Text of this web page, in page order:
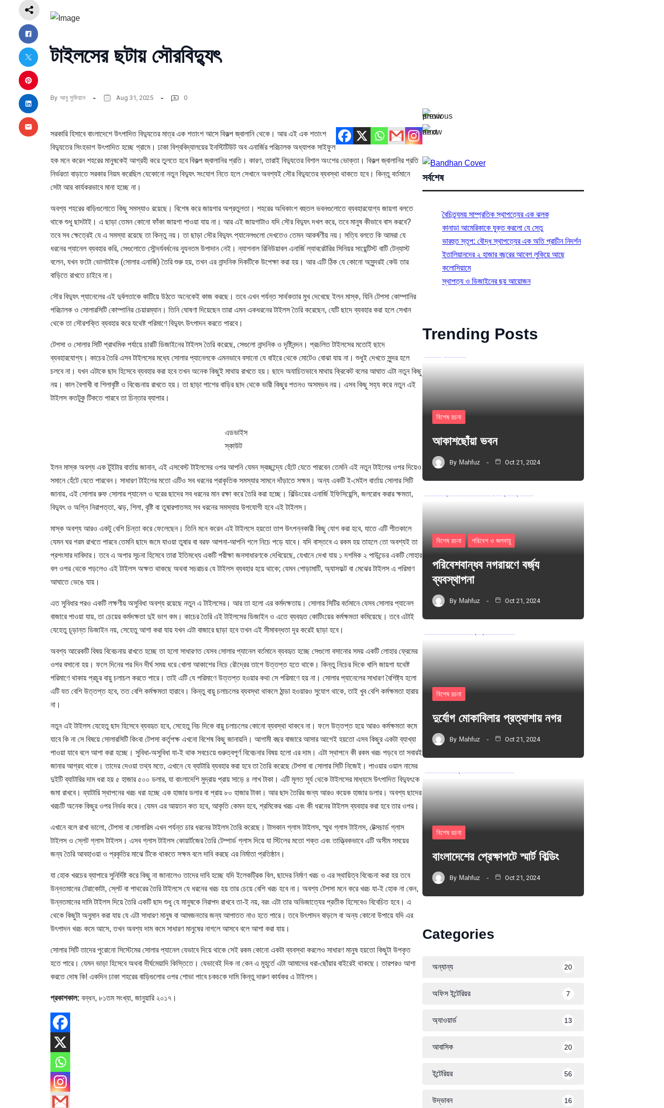
টাইলসের ছটায় সৌরবিদ্যুৎ
By আবু সুফিয়ান Aug 31, 2025 0
সরকারি হিসাবে বাংলাদেশে উৎপাদিত বিদ্যুতের মাত্র এক শতাংশ আসে বিকল্প জ্বালানি থেকে। আর এই এক শতাংশ
বিদ্যুতের সিংহভাগ উৎপাদিত হচ্ছে গ্রামে। ঢাকা বিশ্ববিদ্যালয়ের ইনস্টিটিউট অব এনার্জির পরিচালক অধ্যাপক সাইফুল
হক মনে করেন শহরের মানুষকেই আগ্রহী করে তুলতে হবে বিকল্প জ্বালানির প্রতি। কারণ, তারাই বিদ্যুতের বিশাল অংশের ভোক্তা। বিকল্প জ্বালানির প্রতি
নির্ভরতা বাড়াতে সরকার নিয়ম করেছিল যেকোনো নতুন বিদ্যুৎ সংযোগ নিতে হলে সেখানে অবশ্যই সৌর বিদ্যুতের ব্যবস্থা থাকতে হবে। কিন্তু বর্তমানে
সেটা আর কার্যকরভাবে মানা হচ্ছে না।
অবশ্য শহরের বাড়িগুলোতে কিছু সমস্যাও রয়েছে। বিশেষ করে জায়গার অপ্রতুলতা। শহরের অধিকাংশ বহুতল ভবনগুলোতে ব্যবহারযোগ্য জায়গা বলতে
থাকে শুধু ছাদটাই। এ ছাড়া তেমন কোনো ফাঁকা জায়গা পাওয়া যায় না। আর এই জায়গাটাও যদি সৌর বিদ্যুৎ দখল করে, তবে মানুষ কীভাবে বাস করবে?
তবে সব ক্ষেত্রেই যে এ সমস্যা রয়েছে তা কিন্তু নয়। তা ছাড়া সৌর বিদ্যুৎ প্যানেলগুলো দেখতেও তেমন আকর্ষণীয় নয়। সত্যি বলতে কি আমরা যে
ধরনের প্যানেল ব্যবহার করি, সেগুলোতে সৌন্দর্যবর্ধনের ন্যূনতম উপাদান নেই। ন্যাশনাল রিনিউয়াবল এনার্জি ল্যাবরেটরির সিনিয়র সায়েন্টিস্ট বাটি টেন্যাস্ট
বলেন, যখন ফটো ভোলটাইক (সোলার এনার্জি) তৈরি শুরু হয়, তখন এর নান্দনিক দিকটিকে উপেক্ষা করা হয়। আর এটি ঠিক যে কোনো অসুন্দরই কেউ তার
বাড়িতে রাখতে চাইবে না।
সৌর বিদ্যুৎ প্যানেলের এই দুর্বলতাকে কাটিয়ে উঠতে অনেকেই কাজ করছে। তবে এখন পর্যন্ত সার্থকতার মুখ দেখেছে ইলন মাস্ক, যিনি টেপসা কোম্পানির
পরিচালক ও সোলারসিটি কোম্পানির চেয়ারম্যান। তিনি ঘোষণা দিয়েছেন তারা এমন একধরনের টাইলস তৈরি করেছেন, যেটি ছাদে ব্যবহার করা হলে সেখান
থেকে তা সৌরশক্তি ব্যবহার করে যথেষ্ট পরিমাণে বিদ্যুৎ উৎপাদন করতে পারবে।
টেপসা ও সোলার সিটি প্রাথমিক পর্যায়ে চারটি ডিজাইনের টাইলস তৈরি করেছে, সেগুলো নান্দনিক ও দৃষ্টিনন্দন। প্রচলিত টাইলসের মতোই ছাদে
ব্যবহারযোগ্য। কাচের তৈরি এসব টাইলসের মধ্যে সোলার প্যানেলকে এমনভাবে বসানো যে বাইরে থেকে মোটেও বোঝা যায় না। শুধুই দেখতে সুন্দর হলে
চলবে না। যখন এটাকে ছাদ হিসেবে ব্যবহার করা হবে তখন অনেক কিছুই মাথায় রাখতে হয়। ছাদে অযাচিতভাবে মাথায় ক্রিকেট বলের আঘাত এটা নতুন কিছু
নয়। কাল বৈশাখী বা শিলাবৃষ্টি ও বিবেচনায় রাখতে হয়। তা ছাড়া পাশের বাড়ির ছাদ থেকে ভারী কিছুর পতনও অসম্ভব নয়। এসব কিছু সহ্য করে নতুন এই
টাইলস কতটুকু টিকতে পারবে তা চিন্তার ব্যাপার।
এডভাইস
স্কাউট
ইলন মাস্ক অবশ্য এক টুইটার বার্তায় জানান, এই এসবেস্ট টাইলসের ওপর আপনি যেমন স্বচ্ছন্দ্যে হেঁটে যেতে পারবেন তেমনি এই নতুন টাইলের ওপর দিয়েও
সমানে হেঁটে যেতে পারবেন। সাধারণ টাইলের মতো এটিও সব ধরনের প্রাকৃতিক সমস্যার সামনে দাঁড়াতে সক্ষম। অন্য একটি ই-মেইল বার্তায় সোলার সিটি
জানায়, এই সোলার রুফ সোলার প্যানেল ও ঘরের ছাদের সব ধরনের মান রক্ষা করে তৈরি করা হচ্ছে। বিল্ডিংয়ের এনার্জি ইফিসিয়েন্সি, জলরোধ করার ক্ষমতা,
বিদ্যুৎ ও অগ্নি নিরাপত্তা, ঝড়, শিলা, বৃষ্টি বা তুষারপাতসহ সব ধরনের সমস্যায় উপযোগী হবে এই টাইলস।
মাস্ক অবশ্য আরও একটু বেশি চিন্তা করে ফেলেছেন। তিনি মনে করেন এই টাইলসে হয়তো তাপ উৎপন্নকারী কিছু যোগ করা হবে, যাতে এটি শীতকালে
যেমন ঘর গরম রাখতে পারবে তেমনি ছাদে জমে যাওয়া তুষার বা বরফ আপনা-আপনি গলে নিচে পড়ে যাবে। যদি বাস্তবে এ রকম হয় তাহলে তো অবশ্যই তা
প্রশংসার দাবিদার। তবে এ অপার সূচনা হিসেবে তারা ইতিমধ্যে একটি পরীক্ষা জনসাধারণকে দেখিয়েছে, যেখানে দেখা যায় ১ দশমিক ২ পাউন্ডের একটি লোহার
বল ওপর থেকে পড়লেও এই টাইলস অক্ষত থাকছে অথবা সচরাচর যে টাইলস ব্যবহার হয়ে থাকে; যেমন পোড়ামাটি, অ্যাসফল্ট বা মেঝের টাইলস এ পরিমাণ
আঘাতে ভেঙে যায়।
এত সুবিধার পরও একটি লক্ষণীয় অসুবিধা অবশ্য রয়েছে নতুন এ টাইলসের। আর তা হলো এর কর্মদক্ষতায়। সোলার সিটির বর্তমানে যেসব সোলার প্যানেল
বাজারে পাওয়া যায়, তা চেয়ের কর্মদক্ষতা দুই ভাগ কম। কাচের তৈরি এই টাইলসের ডিজাইন ও এতে ব্যবহৃত কোটিংয়ের কর্মক্ষমতা কমিয়েছে। তবে এটাই
যেহেতু চূড়ান্ত ডিজাইন নয়, সেহেতু আশা করা যায় যখন এটা বাজারে ছাড়া হবে তখন এই সীমাবন্ধতা দূর করেই ছাড়া হবে।
অবশ্য আরেকটি বিষয় বিবেচনায় রাখতে হচ্ছে তা হলো সাধারণত যেসব সোলার প্যানেল বর্তমানে ব্যবহৃত হচ্ছে সেগুলো বসানোর সময় একটি লোহার ফ্রেমের
ওপর বসানো হয়। ফলে দিনের পর দিন দীর্ঘ সময় ধরে খোলা আকাশের নিচে রৌদ্রের তাপে উত্তপ্ত হতে থাকে। কিন্তু নিচের দিকে খালি জায়গা যথেষ্ট
পরিমাণে থাকায় প্রচুর বায়ু চলাচল করতে পারে। তাই এটি যে পরিমাণে উত্তপ্ত হওয়ার কথা সে পরিমাণে হয় না। সোলার প্যানেলের সাধারণ বৈশিষ্ট্য হলো
এটি যত বেশি উত্তপ্ত হবে, তত বেশি কর্মক্ষমতা হারাবে। কিন্তু বায়ু চলাচলের ব্যবস্থা থাকলে ঠান্ডা হওয়ারও সুযোগ থাকে, তাই খুব বেশি কর্মক্ষমতা হারায়
না।
নতুন এই টাইলস যেহেতু ছাদ হিসেবে ব্যবহৃত হবে, সেহেতু নিচ দিকে বায়ু চলাচলের কোনো ব্যবস্থা থাকবে না। ফলে উত্তপ্ত হয়ে আরও কর্মক্ষমতা কমে
যাবে কি না সে বিষয়ে সোলারসিটি কিংবা টেপসা কর্তৃপক্ষ এখনো বিশেষ কিছু জানায়নি। আগামী বছর বাজারে আসার আগেই হয়তো এসব কিছুর একটা ব্যাখ্যা
পাওয়া যাবে বলে আশা করা হচ্ছে। সুবিধা-অসুবিধা যা-ই থাক সবচেয়ে গুরুত্বপূর্ণ বিবেচনার বিষয় হলো এর দাম। এটা স্থাপনে কী রকম খরচ পড়বে তা সবারই
জানার আগ্রহ থাকে। তাদের দেওয়া তথ্য মতে, এখানে যে ব্যাটারি ব্যবহার করা হবে তা তৈরি করেছে টেপসা বা সোলার সিটি নিজেই। পাওয়ার ওয়াল নামের
দুইটি ব্যাটারির দাম ধরা হয় ৫ হাজার ৫০০ ডলার, যা বাংলাদেশি মুদ্রায় প্রায় সাড়ে ৪ লাখ টাকা। এটি মূলত সূর্য থেকে টাইলসের মাধ্যমে উৎপাদিত বিদ্যুৎকে
জমা রাখবে। ব্যাটারি স্থাপনের খরচ ধরা হচ্ছে এক হাজার ডলার বা প্রায় ৮০ হাজার টাকা। আর ছাদ তৈরির জন্য আরও কয়েক হাজার ডলার। অবশ্য ছাদের
খরচটি অনেক কিছুর ওপর নির্ভর করে। যেমন এর আয়তন কত হবে, আকৃতি কেমন হবে, শ্রমিকের খরচ এবং কী ধরনের টাইলস ব্যবহার করা হবে তার ওপর।
এখানে বলে রাখা ভালো, টেপসা বা সোলারিম এখন পর্যন্ত চার ধরনের টাইলস তৈরি করেছে। টাসকান গ্লাস টাইলস, স্মুথ গ্লাস টাইলস, টেক্সচার্ড গ্লাস
টাইলস ও স্লেট গ্লাস টাইলস। এসব গ্লাস টাইলস কোয়ার্টজের তৈরি টেম্পার্ড গ্লাস দিয়ে যা স্টিলের মতো শক্ত এবং তাত্ত্বিকভাবে এটি অসীম সময়ের
জন্য তৈরি আবহাওয়া ও প্রকৃতির মাঝে টিকে থাকতে সক্ষম বলে দাবি করছে এর নির্মাতা প্রতিষ্ঠান।
যা হোক খরচের ব্যাপারে সুনির্দিষ্ট করে কিছু না জানালেও তাদের দাবি হচ্ছে যদি ইলেকট্রিক বিল, ছাদের নির্মাণ খরচ ও এর স্থায়িত্ব বিবেচনা করা হয় তবে
উন্নতমানের টেরাকোটা, স্লেট বা পাথরের তৈরি টাইলসে যে ধরনের খরচ হয় তার চেয়ে বেশি খরচ হবে না। অবশ্য টেপসা মনে করে খরচ যা-ই হোক না কেন,
উন্নতমানের দামি টাইলস দিয়ে তৈরি একটি ছাদ শুধু যে মানুষকে নিরাপদ রাখবে তা-ই নয়, বরং এটা তার অভিজাত্যের প্রতীক হিসেবেও বিবেচিত হবে। এ
থেকে কিছুটা অনুমান করা যায় যে এটা সাধারণ মানুষ বা আমজনতার জন্য আপাতত নাও হতে পারে। তবে উৎপাদন বাড়লে বা অন্য কোনো উপায়ে যদি এর
উৎপাদন খরচ কমে আসে, তখন অবশ্য দাম কমে সাধারণ মানুষের নাগলে আসবে বলে আশা করা যায়।
সোলার সিটি তাদের পুরোনো সিস্টেমের সোলার প্যানেল যেভাবে দিয়ে থাকে সেই রকম কোনো একটা ব্যবস্থা করলেও সাধারণ মানুষ হয়তো কিছুটা উপকৃত
হতে পারে। যেমন ভাড়া হিসেবে অথবা দীর্ঘমেয়াদি কিস্তিতে। যেভাবেই দিক না কেন এ মুহূর্তে এটা আমাদের ধরা-ছোঁয়ার বাইরেই থাকছে। তারপরও আশা
করতে দোষ কি! একদিন ঢাকা শহরের বাড়িগুলোর ওপর শোভা পাবে চকচকে দামি কিন্তু দারুণ কার্যকর এ টাইলস।
প্রকাশকাল: বন্ধন, ৮১তম সংখ্যা, জানুয়ারি ২০১৭।
সর্বশেষ
বৈচিত্র্যময় সাম্প্রতিক স্থাপত্যের এক ঝলক
কানাডা আমেরিকাকে যুক্ত করলো যে সেতু
ভারহুত স্তূপ: বৌদ্ধ স্থাপত্যের এক অতি প্রাচীন নিদর্শন
ইতালিয়ানদের ২ হাজার বছরের আবেগ লুকিয়ে আছে
কলোসিয়ামে
স্থাপত্য ও ডিজাইনের ছয় আয়োজন
Trending Posts
বিশেষ রচনা
আকাশছোঁয়া ভবন
By Mahfuz Oct 21, 2024
বিশেষ রচনা পরিবেশ ও জলবায়ু
পরিবেশবান্ধব নগরায়ণে বর্জ্য
ব্যবস্থাপনা
By Mahfuz Oct 21, 2024
বিশেষ রচনা
দুর্যোগ মোকাবিলার প্রত্যাশায় নগর
By Mahfuz Oct 21, 2024
বিশেষ রচনা
বাংলাদেশের প্রেক্ষাপটে স্মার্ট বিল্ডিং
By Mahfuz Oct 21, 2024
Categories
অন্যান্য 20
অফিস ইন্টেরিয়র 7
অ্যাওয়ার্ড 13
আবাসিক 20
ইন্টেরিয়র 56
উদ্ভাবন 16